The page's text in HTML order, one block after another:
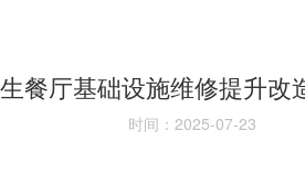
餐厅基础设施维修提升
时间：2025-07-23